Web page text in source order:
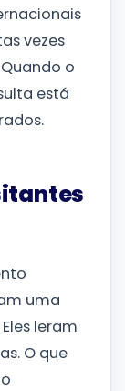
vezes
o
está
uma
leram
O que